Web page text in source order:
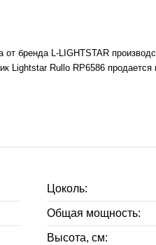
бренда L-LIGHTSTAR
Rullo RP6586
Цоколь:
Общая мощность:
Высота, см: